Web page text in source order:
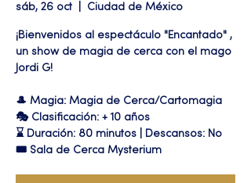
sáb, 26 oct Ciudad de México
¡Bienvenidos al espectáculo "Encantado" ,
un show de magia de cerca con el mago
Jordi G!
🎩 Magia: Magia de Cerca/Cartomagia
🎭 Clasificación: + 10 años
⌛ Duración: 80 minutos | Descansos: No
🎟 Sala de Cerca Mysterium